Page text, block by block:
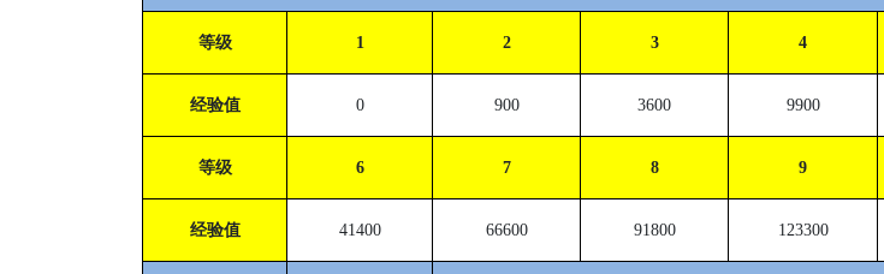
等级 1 2 3 4
经验值 0 900 3600 9900
等级 6 7 8 9
经验值 41400 66600 91800 123300